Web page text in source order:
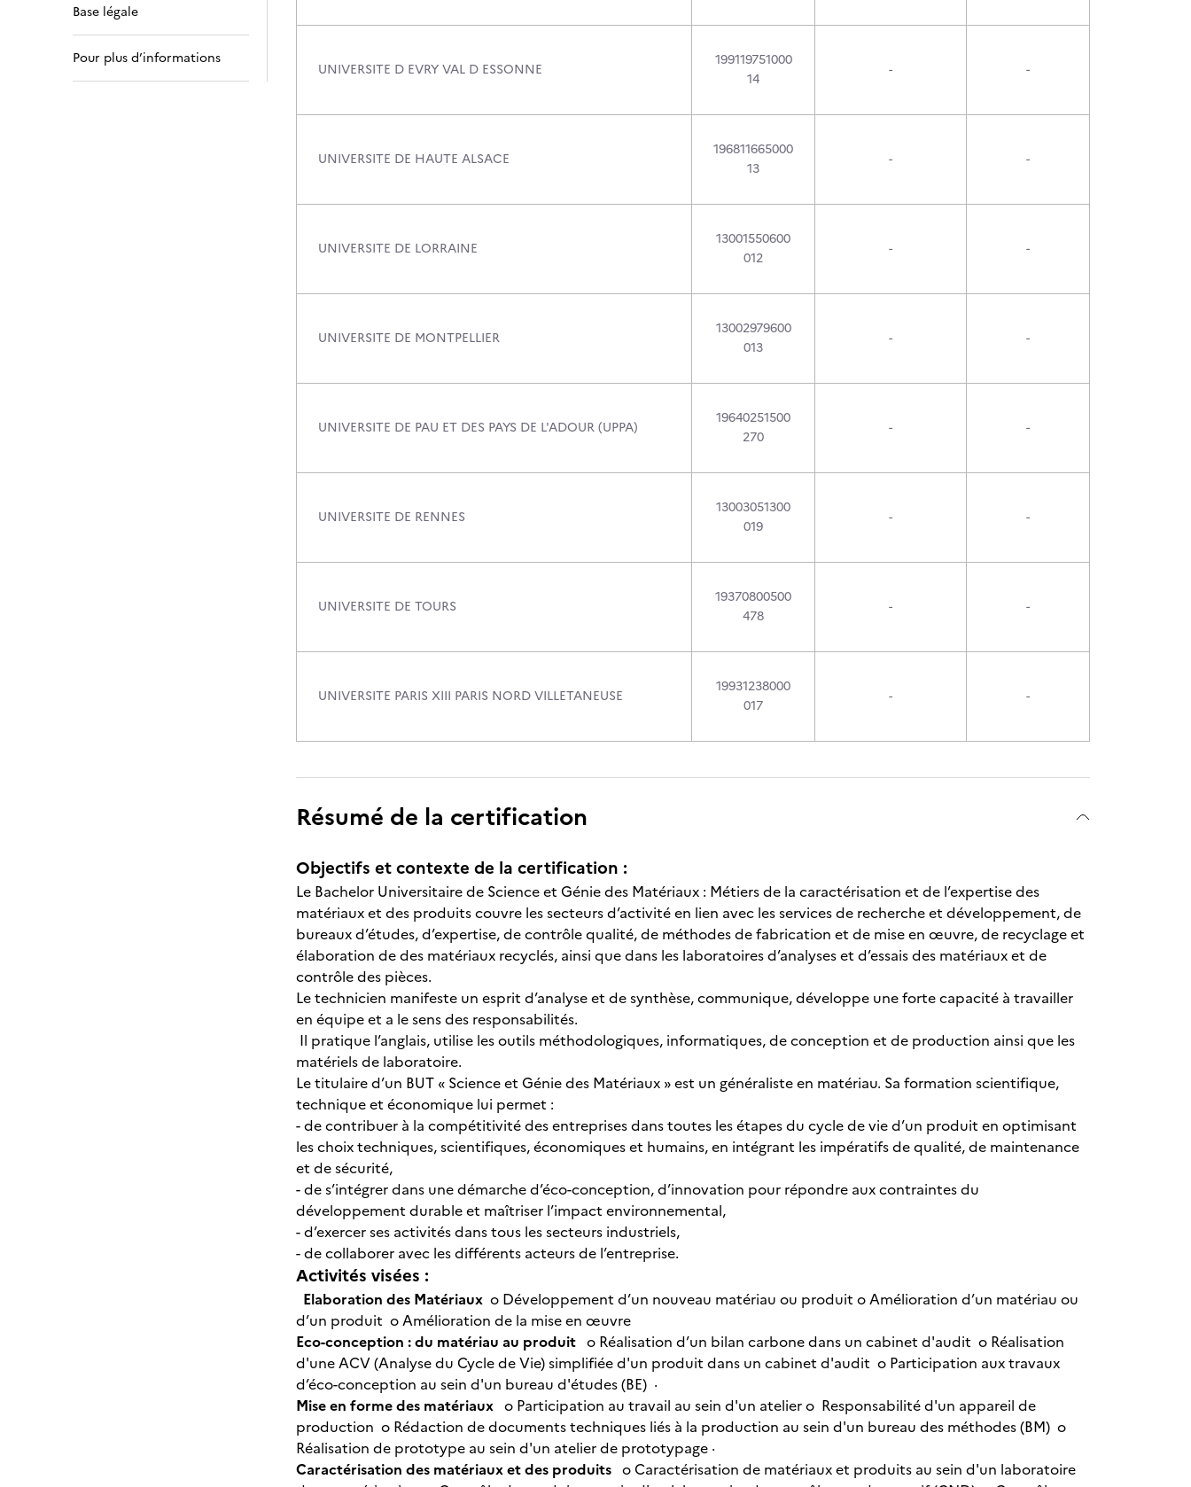
Base légale
Pour plus d’informations
UNIVERSITE D EVRY VAL D ESSONNE
199119751000
14
- -
UNIVERSITE DE HAUTE ALSACE
196811665000
13
- -
UNIVERSITE DE LORRAINE
13001550600
012
- -
UNIVERSITE DE MONTPELLIER
13002979600
013
- -
UNIVERSITE DE PAU ET DES PAYS DE L'ADOUR (UPPA)
19640251500
270
- -
UNIVERSITE DE RENNES
13003051300
019
- -
UNIVERSITE DE TOURS
19370800500
478
- -
UNIVERSITE PARIS XIII PARIS NORD VILLETANEUSE
19931238000
017
- -
Résumé de la certification
Objectifs et contexte de la certification :
Le Bachelor Universitaire de Science et Génie des Matériaux : Métiers de la caractérisation et de l’expertise des
matériaux et des produits couvre les secteurs d’activité en lien avec les services de recherche et développement, de
bureaux d’études, d’expertise, de contrôle qualité, de méthodes de fabrication et de mise en œuvre, de recyclage et
élaboration de des matériaux recyclés, ainsi que dans les laboratoires d’analyses et d’essais des matériaux et de
contrôle des pièces.
Le technicien manifeste un esprit d’analyse et de synthèse, communique, développe une forte capacité à travailler
en équipe et a le sens des responsabilités.
Il pratique l’anglais, utilise les outils méthodologiques, informatiques, de conception et de production ainsi que les
matériels de laboratoire.
Le titulaire d’un BUT « Science et Génie des Matériaux » est un généraliste en matériau. Sa formation scientifique,
technique et économique lui permet :
- de contribuer à la compétitivité des entreprises dans toutes les étapes du cycle de vie d’un produit en optimisant
les choix techniques, scientifiques, économiques et humains, en intégrant les impératifs de qualité, de maintenance
et de sécurité,
- de s’intégrer dans une démarche d’éco-conception, d’innovation pour répondre aux contraintes du
développement durable et maîtriser l’impact environnemental,
- d’exercer ses activités dans tous les secteurs industriels,
- de collaborer avec les différents acteurs de l’entreprise.
Activités visées :
Elaboration des Matériaux o Développement d’un nouveau matériau ou produit o Amélioration d’un matériau ou
d’un produit o Amélioration de la mise en œuvre
Eco-conception : du matériau au produit o Réalisation d’un bilan carbone dans un cabinet d'audit o Réalisation
d'une ACV (Analyse du Cycle de Vie) simplifiée d'un produit dans un cabinet d'audit o Participation aux travaux
d’éco-conception au sein d'un bureau d'études (BE) ·
Mise en forme des matériaux o Participation au travail au sein d'un atelier o Responsabilité d'un appareil de
production o Rédaction de documents techniques liés à la production au sein d'un bureau des méthodes (BM) o
Réalisation de prototype au sein d'un atelier de prototypage ·
Caractérisation des matériaux et des produits o Caractérisation de matériaux et produits au sein d'un laboratoire